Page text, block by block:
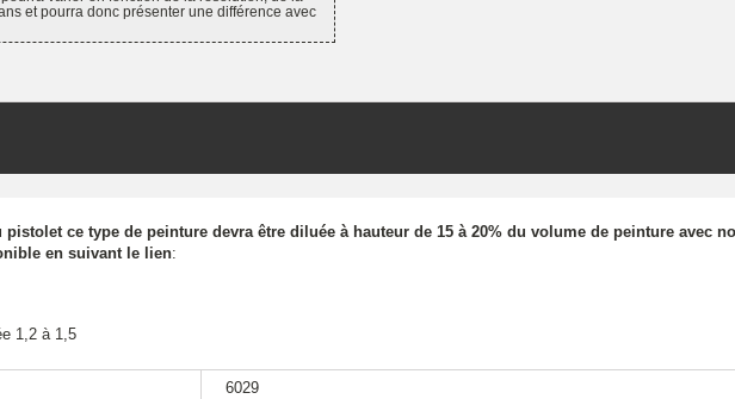
et pourra donc présenter une différence avec
ce type de peinture devra être diluée à hauteur de 15 à 20% du volume de peinture avec
en suivant le lien:
1,2 à 1,5
6029